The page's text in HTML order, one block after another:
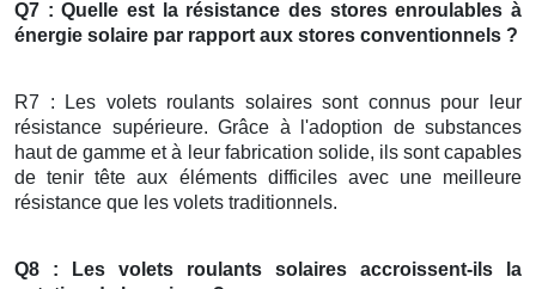
Q7 : Quelle est la résistance des stores enroulables à
énergie solaire par rapport aux stores conventionnels ?
R7 : Les volets roulants solaires sont connus pour leur
résistance supérieure. Grâce à l'adoption de substances
haut de gamme et à leur fabrication solide, ils sont capables
de tenir tête aux éléments difficiles avec une meilleure
résistance que les volets traditionnels.
Q8 : Les volets roulants solaires accroissent-ils la